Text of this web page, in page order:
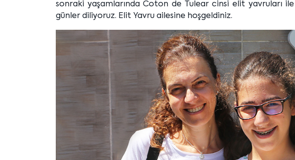
sonraki yaşamlarında Coton de Tulear cinsi elit yavruları
günler diliyoruz. Elit Yavru ailesine hoşgeldiniz.